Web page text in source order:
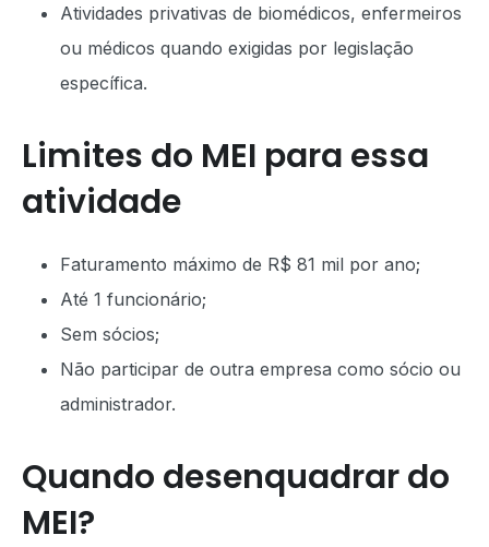
Atividades privativas de biomédicos, enfermeiros
ou médicos quando exigidas por legislação
específica.
Limites do MEI para essa
atividade
Faturamento máximo de R$ 81 mil por ano;
Até 1 funcionário;
Sem sócios;
Não participar de outra empresa como sócio ou
administrador.
Quando desenquadrar do
MEI?